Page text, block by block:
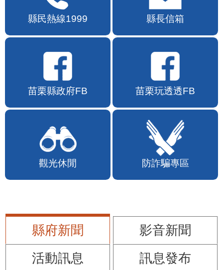
縣民熱線1999 縣長信箱
苗栗縣政府FB 苗栗玩透透FB
觀光休閒 防詐騙專區
縣府新聞
影音新聞
活動訊息
訊息發布